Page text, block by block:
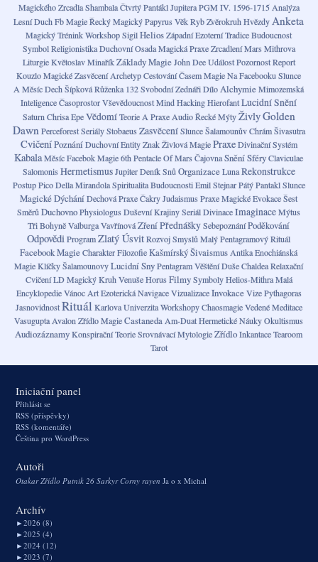
Magického ZrcadlaShambalaČtvrtý Pantákl JupiteraPGM IV. 1596-1715 Analýza
Lesní Duch Fb Magie Řecký Magický Papyrus Věk Ryb Zvěrokruh Hvězdy Anketa
Magický Trénink Workshop Sigil Helios Západní Ezoterní Tradice Budoucnost
SymbolReligionistikaDuchovní OsadaMagická PraxeZrcadleníMarsMithrova
LiturgieKvětoslav MinaříkZáklady MagieJohn DeeUdálostPozornostReport
Kouzlo Magické Zasvěcení Archetyp Cestování Časem Magie Na Facebooku Slunce
A Měsíc Dech Šípková Růženka 132 Svobodní Zednáři Dílo Alchymie Mimozemská
Inteligence Časoprostor Vševědoucnost Mind Hacking Hierofant Lucidní Snění
SaturnChrisa EpeVědomíTeorie A Praxe AudioŘecké MýtyŽivlyGolden
Dawn PerceforestSeriályStobaeusZasvěceníSlunceŠalamounův ChrámŠivasutra
CvičeníPoznáníDuchovní EntityZnakŽivlová MagiePraxeDivinační Systém
Kabala Měsíc Facebok Magie 6th Pentacle Of Mars Čajovna SněníSféry Claviculae
SalomonisHermetismusJupiterDeník SnůOrganizaceLunaRekonstrukce
PostupPico Della MirandolaSpiritualita BudoucnostiEmil StejnarPátý Pantakl Slunce
Magické Dýchání Dechová Praxe Čakry Judaismus Praxe Magické Evokace Šest
Směrů Duchovno Physiologus Duševní Krajiny Seriál Divinace Imaginace Mýtus
Tři Bohyně Valburga Vavřínová ZřeníPřednášky SebepoznáníPoděkování
Odpovědi Program Zlatý Úsvit Rozvoj Smyslů Malý Pentagramový Rituál
Facebook Magie Charakter Filozofie Kašmírský Šivaismus Antika Enochiánská
Magie Klíčky Šalamounovy Lucidní Sny Pentagram VěštěníDuše Chaldea Relaxační
CvičeníLDMagický KruhVenušeHorusFilmySymbolyHelios-MithraMalá
Encyklopedie Vánoc ArtEzoterická NavigaceVizualizaceInvokaceVizePythagoras
JasnovidnostRituálKarlova UniverzitaWorkshopyChaosmagieVedené Meditace
Vasugupta Avalon Zřídlo Magie Castaneda Am-Duat Hermetické Náuky Okultismus
Audiozáznamy Konspirační Teorie Srovnávací Mytologie Zřídlo Inkantace Tearoom
Tarot
Iniciační panel
Přihlásit se
RSS(příspěvky)
RSS(komentáře)
Čeština pro WordPress
Autoři
Otakar Zřídlo Putnik 26 Sarkyr Corny rayen Ja o x Michal
Archív
► 2026 (8)
► 2025 (4)
► 2024 (12)
► 2023 (7)